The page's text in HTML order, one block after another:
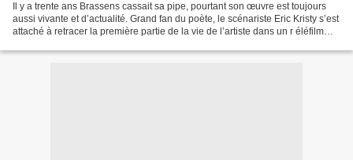
Il y a trente ans Brassens cassait sa pipe, pourtant son œuvre est toujours
aussi vivante et d’actualité. Grand fan du poète, le scénariste Eric Kristy s’est
attaché à retracer la première partie de la vie de l’artiste dans un r éléfilm